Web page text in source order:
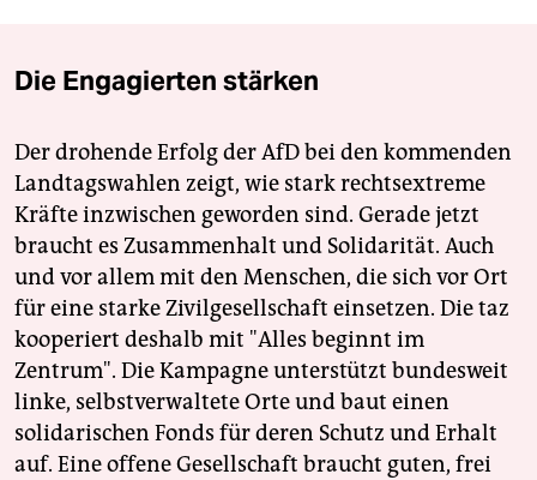
Die Engagierten stärken
Der drohende Erfolg der AfD bei den kommenden
Landtagswahlen zeigt, wie stark rechtsextreme
Kräfte inzwischen geworden sind. Gerade jetzt
braucht es Zusammenhalt und Solidarität. Auch
und vor allem mit den Menschen, die sich vor Ort
für eine starke Zivilgesellschaft einsetzen. Die taz
kooperiert deshalb mit "Alles beginnt im
Zentrum". Die Kampagne unterstützt bundesweit
linke, selbstverwaltete Orte und baut einen
solidarischen Fonds für deren Schutz und Erhalt
auf. Eine offene Gesellschaft braucht guten, frei